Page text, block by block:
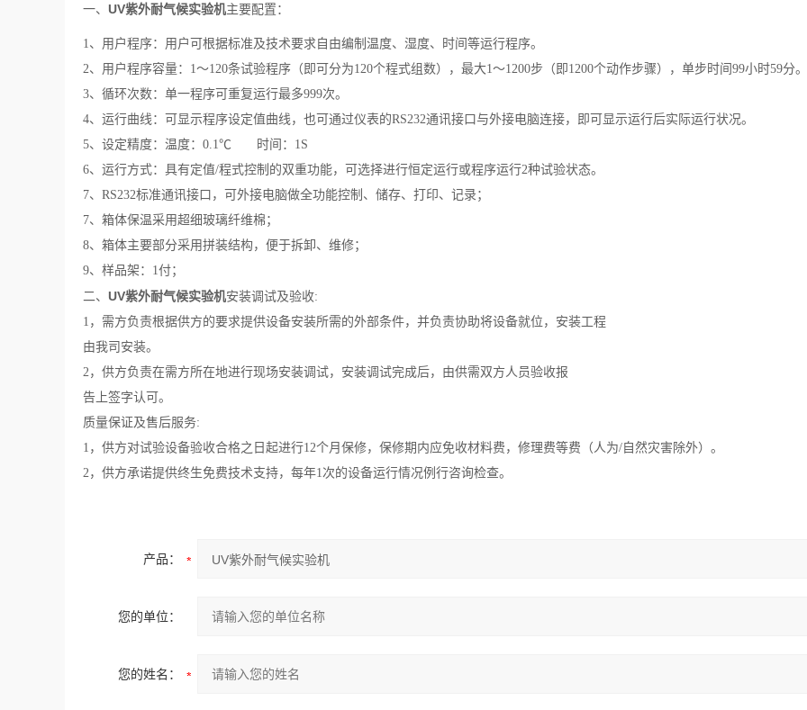
一、 UV紫外耐气候实验机主要配置：
1、 用户程序：用户可根据标准及技术要求自由编制温度、湿度、时间等运行程序。
2、 用户程序容量： 1～120条试验程序（即可分为120个程式组数），最大1～1200步（即1200个动作步骤），单步时间99小时59分。
3、 循环次数：单一程序可重复运行最多999次。
4、 运行曲线：可显示程序设定值曲线，也可通过仪表的RS232通讯接口与外接电脑连接，即可显示运行后实际运行状况。
5、 设定精度：温度： 0.1℃ 时间：1S
6、 运行方式：具有定值/程式控制的双重功能，可选择进行恒定运行或程序运行2种试验状态。
7、 RS232标准通讯接口，可外接电脑做全功能控制、储存、打印、记录；
7、箱体保温采用超细玻璃纤维棉；
8、箱体主要部分采用拼装结构，便于拆卸、维修；
9、样品架：1付；
二、 UV紫外耐气候实验机安装调试及验收:
1，需方负责根据供方的要求提供设备安装所需的外部条件，并负责协助将设备就位，安装工程
由我司安装。
2，供方负责在需方所在地进行现场安装调试，安装调试完成后，由供需双方人员验收报
告上签字认可。
质量保证及售后服务:
1，供方对试验设备验收合格之日起进行12个月 保修，保修期内应免收材料费，修理费等费（人为/自然灾害除外）。
2，供方承诺提供终生免费技术支持，每年1次的设备运行情况例行咨询检查。
产品：
您的单位：
您的姓名：